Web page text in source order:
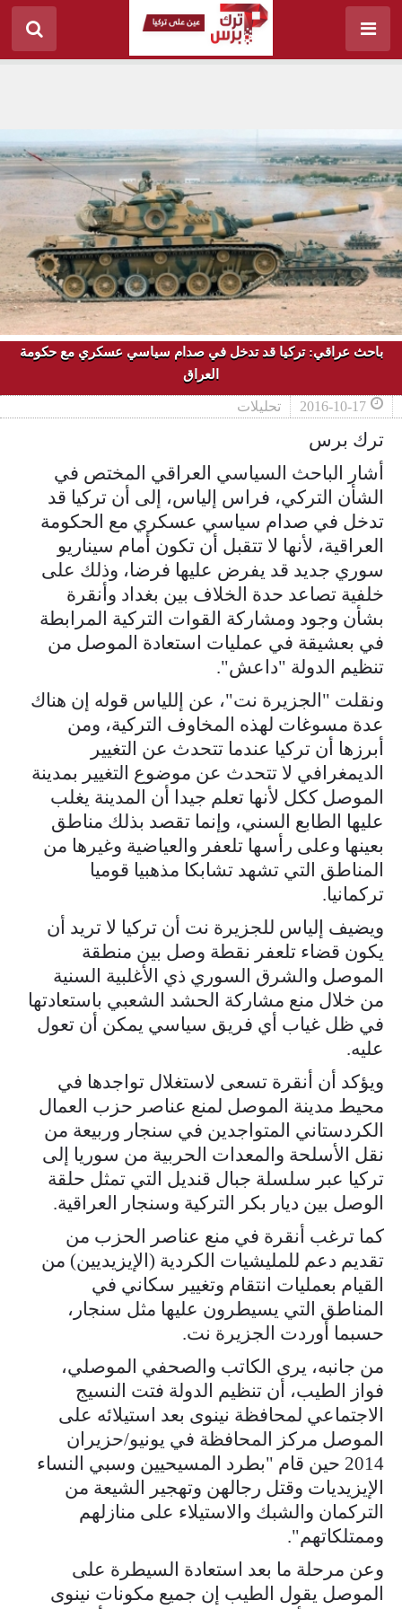
باحث عراقي: تركيا قد تدخل في صدام سياسي عسكري مع حكومة
العراق
2016-10-17 تحليلات
ترك برس
أشار الباحث السياسي العراقي المختص في
الشأن التركي، فراس إلياس، إلى أن تركيا قد
تدخل في صدام سياسي عسكري مع الحكومة
العراقية، لأنها لا تتقبل أن تكون أمام سيناريو
سوري جديد قد يفرض عليها فرضا، وذلك على
خلفية تصاعد حدة الخلاف بين بغداد وأنقرة
بشأن وجود ومشاركة القوات التركية المرابطة
في بعشيقة في عمليات استعادة الموصل من
تنظيم الدولة "داعش".
ونقلت "الجزيرة نت"، عن إللياس قوله إن هناك
عدة مسوغات لهذه المخاوف التركية، ومن
أبرزها أن تركيا عندما تتحدث عن التغيير
الديمغرافي لا تتحدث عن موضوع التغيير بمدينة
الموصل ككل لأنها تعلم جيدا أن المدينة يغلب
عليها الطابع السني، وإنما تقصد بذلك مناطق
بعينها وعلى رأسها تلعفر والعياضية وغيرها من
المناطق التي تشهد تشابكا مذهبيا قوميا
تركمانيا.
ويضيف إلياس للجزيرة نت أن تركيا لا تريد أن
يكون قضاء تلعفر نقطة وصل بين منطقة
الموصل والشرق السوري ذي الأغلبية السنية
من خلال منع مشاركة الحشد الشعبي باستعادتها
في ظل غياب أي فريق سياسي يمكن أن تعول
عليه.
ويؤكد أن أنقرة تسعى لاستغلال تواجدها في
محيط مدينة الموصل لمنع عناصر حزب العمال
الكردستاني المتواجدين في سنجار وربيعة من
نقل الأسلحة والمعدات الحربية من سوريا إلى
تركيا عبر سلسلة جبال قنديل التي تمثل حلقة
الوصل بين ديار بكر التركية وسنجار العراقية.
كما ترغب أنقرة في منع عناصر الحزب من
تقديم دعم للمليشيات الكردية (الإيزيديين) من
القيام بعمليات انتقام وتغيير سكاني في
المناطق التي يسيطرون عليها مثل سنجار،
حسبما أوردت الجزيرة نت.
من جانبه، يرى الكاتب والصحفي الموصلي،
فواز الطيب، أن تنظيم الدولة فتت النسيج
الاجتماعي لمحافظة نينوى بعد استيلائه على
الموصل مركز المحافظة في يونيو/حزيران
2014 حين قام "بطرد المسيحيين وسبي النساء
الإيزيديات وقتل رجالهن وتهجير الشيعة من
التركمان والشبك والاستيلاء على منازلهم
وممتلكاتهم".
وعن مرحلة ما بعد استعادة السيطرة على
الموصل يقول الطيب إن جميع مكونات نينوى